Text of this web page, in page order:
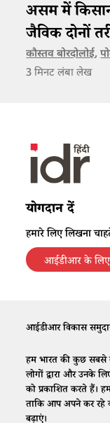
असम में
जैविक दोनों
कौस्तव बोरदोलोई,
3 मिनट लंबा लेख
योगदान दें
हमारे लिए लिखना
आईडीआर के
आईडीआर विकास
हम भारत की कुछ सबसे
लोगों द्वारा और उनके
को प्रकाशित करते हैं।
ताकि आप अपने कर